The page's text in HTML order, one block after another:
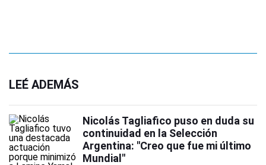
LEÉ ADEMÁS
Nicolás Tagliafico puso en duda su
continuidad en la Selección
Argentina: "Creo que fue mi último
Mundial"